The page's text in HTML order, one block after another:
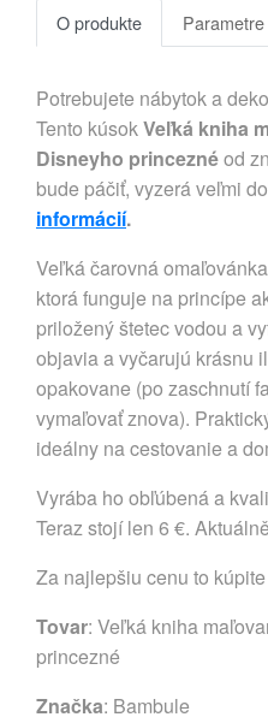
O produkte Parametre
Potrebujete nábytok a
Tento kúsokVeľká kniha
Disneyho princeznéod
bude páčiť, vyzerá veľmi
informácií.
Veľká čarovná
ktorá funguje na princípe
priložený štetec vodou a
objavia a vyčarujú krásnu
opakovane (po zaschnutí
vymaľovať znova).
ideálny na cestovanie a
Vyrába ho obľúbená a
Teraz stojí len 6 €.
Za najlepšiu cenu to kúpite
Tovar: Veľká kniha
princezné
Značka: Bambule